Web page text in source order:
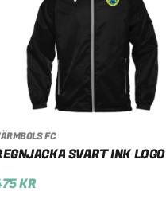
FC
SVART INK LOGO
KR
VÄLJ ALTERNATIV